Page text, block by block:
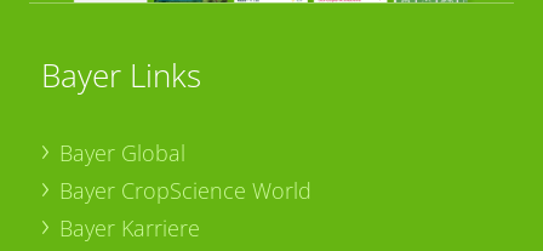
Bayer Links
Bayer Global
Bayer CropScience World
Bayer Karriere